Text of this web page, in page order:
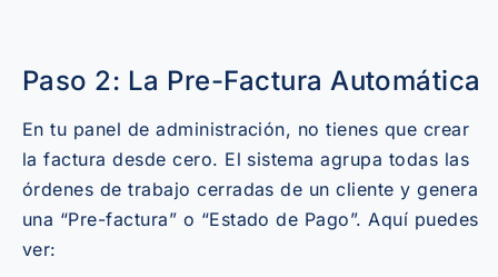
Paso 2: La Pre-Factura Automática
En tu panel de administración, no tienes que crear
la factura desde cero. El sistema agrupa todas las
órdenes de trabajo cerradas de un cliente y genera
una “Pre-factura” o “Estado de Pago”. Aquí puedes
ver: